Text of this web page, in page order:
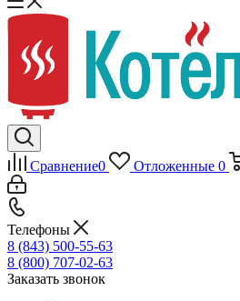
Сравнение0 Отложенные 0
Телефоны
8 (843) 500-55-63
8 (800) 707-02-63
Заказать звонок